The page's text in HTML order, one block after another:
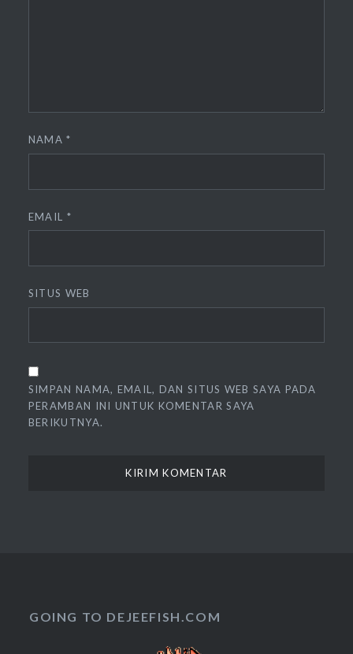
NAMA*
EMAIL *
SITUS WEB
SIMPAN NAMA, EMAIL, DAN SITUS WEB SAYA PADA
PERAMBAN INI UNTUK KOMENTAR SAYA
BERIKUTNYA.
GOING TO DEJEEFISH.COM